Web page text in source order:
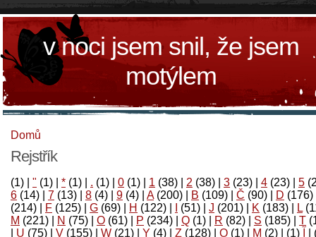
v noci jsem snil, že jsem
motýlem
Domů
Rejstřík
(1) " (1) * (1) . (1) 0 (1) 1 (38) 2 (38) 3 (23) 4 (23) 5
6 (14) 7 (13) 8 (4) 9 (4) A(200) B (109) Č (90) D (176)
(214)
F (125) G (69) H (122) (51) J (201) K (183) L
M (221) N (75) O (61) P (234) Q (1) R (82) S (185) T
U (75) V (155) W (21) Y (4) Z (128) Ο (1) М (2)
(1)